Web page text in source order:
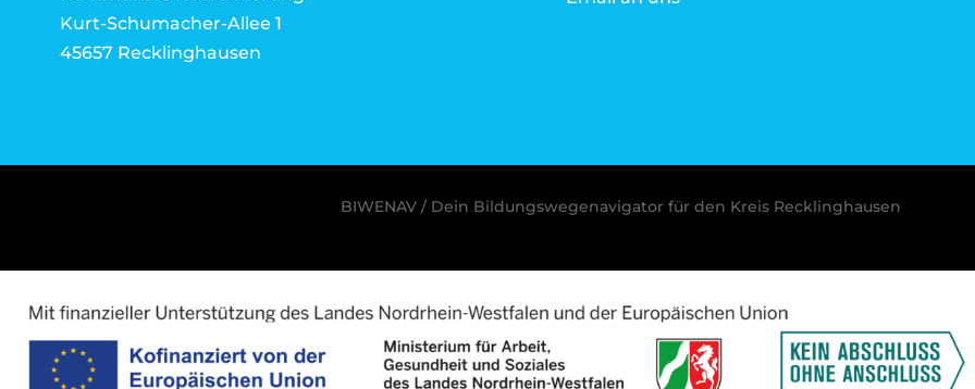
Kurt-Schumacher-Allee 1
45657 Recklinghausen
BIWENAV / Dein Bildungswegenavigator für den Kreis Recklinghausen